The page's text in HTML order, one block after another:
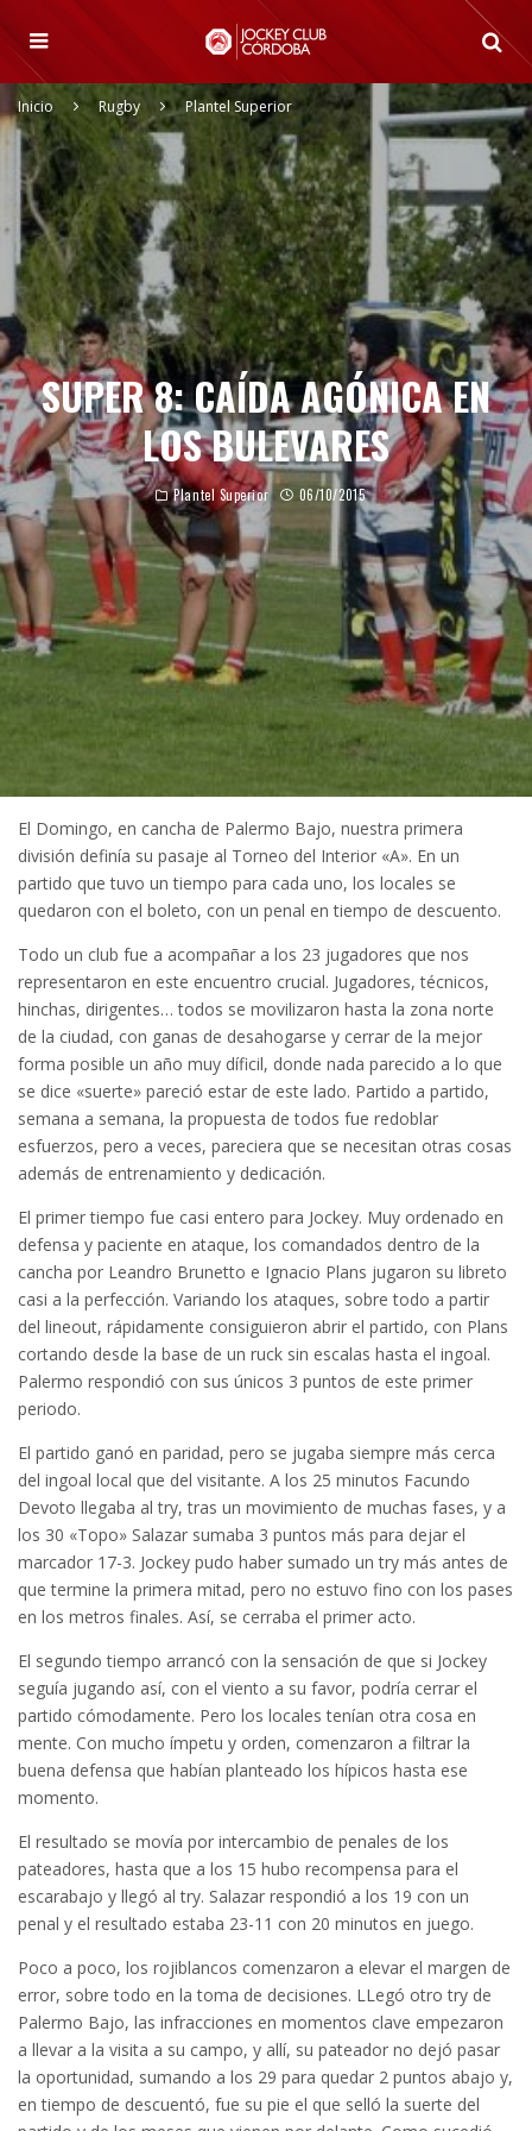
Inicio Rugby Plantel Superior
SUPER 8: CAÍDA AGÓNICA EN
LOS BULEVARES
Plantel Superior 06/10/2015
El Domingo, en cancha de Palermo Bajo, nuestra primera
división definía su pasaje al Torneo del Interior «A». En un
partido que tuvo un tiempo para cada uno, los locales se
quedaron con el boleto, con un penal en tiempo de descuento.
Todo un club fue a acompañar a los 23 jugadores que nos
representaron en este encuentro crucial. Jugadores, técnicos,
hinchas, dirigentes… todos se movilizaron hasta la zona norte
de la ciudad, con ganas de desahogarse y cerrar de la mejor
forma posible un año muy díficil, donde nada parecido a lo que
se dice «suerte» pareció estar de este lado. Partido a partido,
semana a semana, la propuesta de todos fue redoblar
esfuerzos, pero a veces, pareciera que se necesitan otras cosas
además de entrenamiento y dedicación.
El primer tiempo fue casi entero para Jockey. Muy ordenado en
defensa y paciente en ataque, los comandados dentro de la
cancha por Leandro Brunetto e Ignacio Plans jugaron su libreto
casi a la perfección. Variando los ataques, sobre todo a partir
del lineout, rápidamente consiguieron abrir el partido, con Plans
cortando desde la base de un ruck sin escalas hasta el ingoal.
Palermo respondió con sus únicos 3 puntos de este primer
periodo.
El partido ganó en paridad, pero se jugaba siempre más cerca
del ingoal local que del visitante. A los 25 minutos Facundo
Devoto llegaba al try, tras un movimiento de muchas fases, y a
los 30 «Topo» Salazar sumaba 3 puntos más para dejar el
marcador 17-3. Jockey pudo haber sumado un try más antes de
que termine la primera mitad, pero no estuvo fino con los pases
en los metros finales. Así, se cerraba el primer acto.
El segundo tiempo arrancó con la sensación de que si Jockey
seguía jugando así, con el viento a su favor, podría cerrar el
partido cómodamente. Pero los locales tenían otra cosa en
mente. Con mucho ímpetu y orden, comenzaron a filtrar la
buena defensa que habían planteado los hípicos hasta ese
momento.
El resultado se movía por intercambio de penales de los
pateadores, hasta que a los 15 hubo recompensa para el
escarabajo y llegó al try. Salazar respondió a los 19 con un
penal y el resultado estaba 23-11 con 20 minutos en juego.
Poco a poco, los rojiblancos comenzaron a elevar el margen de
error, sobre todo en la toma de decisiones. LLegó otro try de
Palermo Bajo, las infracciones en momentos clave empezaron
a llevar a la visita a su campo, y allí, su pateador no dejó pasar
la oportunidad, sumando a los 29 para quedar 2 puntos abajo y,
en tiempo de descuentó, fue su pie el que selló la suerte del